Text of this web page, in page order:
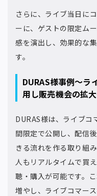
さらに、ライブ当日に
ーに、ゲストの限定ム
感を演出し、効果的な
す。
DURAS様事例～ラ
用し販売機会の拡
DURAS様は、ライブコ
間限定で公開し、配信
きる流れを作る取り組
人もリアルタイムで買
聴・購入が可能です。
増やし、ライブコマー